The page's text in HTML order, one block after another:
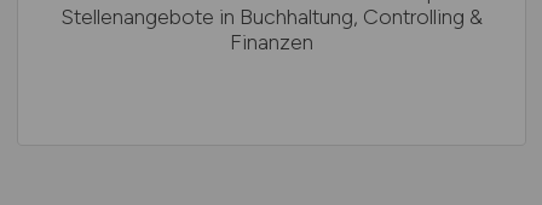
Stellenangebote in Buchhaltung, Controlling &
Finanzen